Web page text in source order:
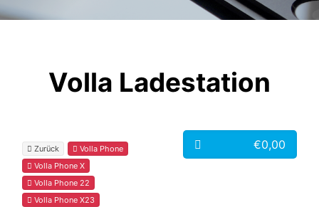
Volla Ladestation
Zurück
Volla Phone
Volla Phone X
Volla Phone 22
Volla Phone X23
€0,00